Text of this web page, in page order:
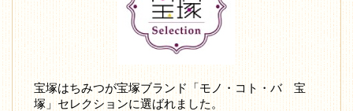
宝塚はちみつが宝塚ブランド「モノ・コト・バ 宝
塚」セレクションに選ばれました。